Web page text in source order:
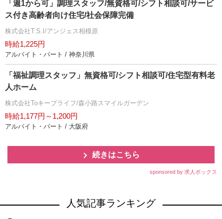
「週1から可」調理スタッフ/無資格可/シフト相談可/サービ
ス付き高齢者向け住宅/社会保障完備
株式会社T.S.I/アンジェス相模原
時給1,225円
アルバイト・パート / 神奈川県
「福祉調理スタッフ」無資格可/シフト相談可/住宅型有料老
人ホーム
株式会社Toキープライフ/森小路スマイルガーデン
時給1,177円～1,200円
アルバイト・パート / 大阪府
続きはこちら
sponsored by 求人ボックス
人気記事ランキング